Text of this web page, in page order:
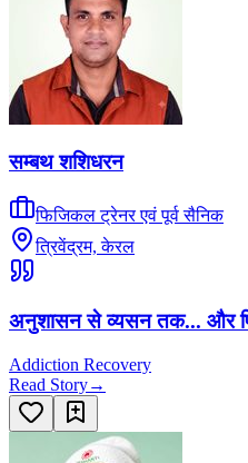
सम्बथ शशिधरन
फिजिकल ट्रेनर एवं पूर्व सैनिक
त्रिवेंद्रम, केरल
अनुशासन से व्यसन तक... और
Addiction Recovery
Read Story→